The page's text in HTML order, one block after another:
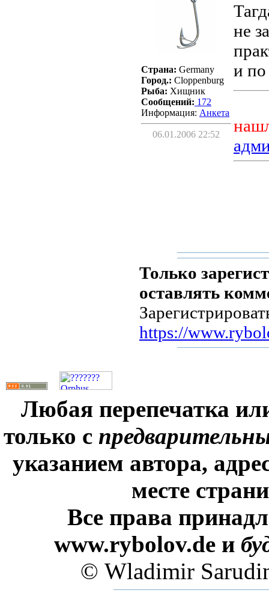
Страна: Germany
Город.: Cloppenburg
Рыба: Хищник
Сообщений: 172
Информация: Aнкета
06.01.2006 22:52
не
и по
Только
оставлять
https://
Любая перепечатка
только с
указанием автора,
месте
Все права
www.rybolov.de и
© Wladimir